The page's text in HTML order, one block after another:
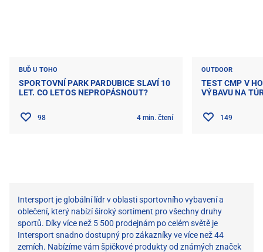
BUĎ U TOHO
SPORTOVNÍ PARK PARDUBICE SLAVÍ 10
LET. CO LETOS NEPROPÁSNOUT?
98 4 min. čtení
OUTDOOR
TEST CMP V
VÝBAVU NA
149
Intersport je globální lídr v oblasti sportovního vybavení a
oblečení, který nabízí široký sortiment pro všechny druhy
sportů. Díky více než 5 500 prodejnám po celém světě je
Intersport snadno dostupný pro zákazníky ve více než 44
zemích. Nabízíme vám špičkové produkty od známých značek